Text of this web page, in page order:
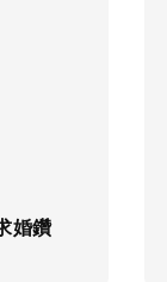
婚鑽